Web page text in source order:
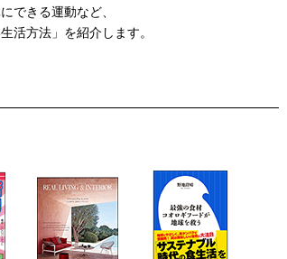
できる運動など、
活方法」を紹介します。